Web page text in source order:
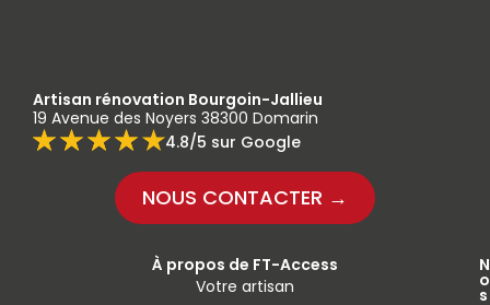
Artisan rénovation Bourgoin-Jallieu
19 Avenue des Noyers 38300 Domarin
4.8/5 sur Google
NOUS CONTACTER →
À propos de FT-Access
Votre artisan
N
o
s